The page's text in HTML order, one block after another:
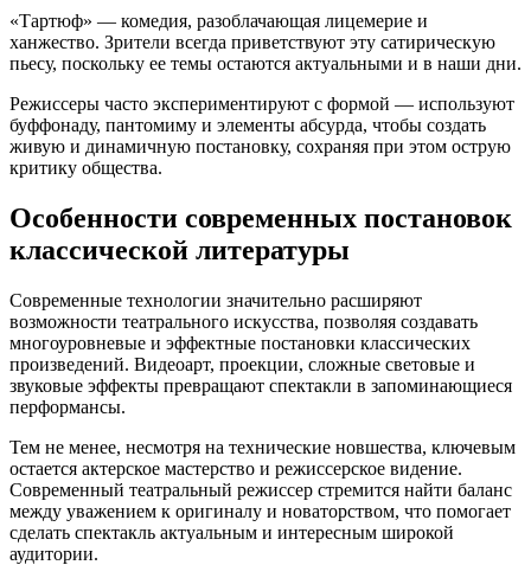
«Тартюф» — комедия, разоблачающая лицемерие и
ханжество. Зрители всегда приветствуют эту сатирическую
пьесу, поскольку ее темы остаются актуальными и в наши дни.
Режиссеры часто экспериментируют с формой — используют
буффонаду, пантомиму и элементы абсурда, чтобы создать
живую и динамичную постановку, сохраняя при этом острую
критику общества.
Особенности современных постановок
классической литературы
Современные технологии значительно расширяют
возможности театрального искусства, позволяя создавать
многоуровневые и эффектные постановки классических
произведений. Видеоарт, проекции, сложные световые и
звуковые эффекты превращают спектакли в запоминающиеся
перформансы.
Тем не менее, несмотря на технические новшества, ключевым
остается актерское мастерство и режиссерское видение.
Современный театральный режиссер стремится найти баланс
между уважением к оригиналу и новаторством, что помогает
сделать спектакль актуальным и интересным широкой
аудитории.